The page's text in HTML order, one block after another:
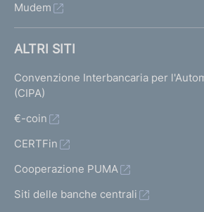
Mudem
ALTRI SITI
Convenzione Interbancaria per
(CIPA)
€-coin
CERTFin
Cooperazione PUMA
Siti delle banche centrali